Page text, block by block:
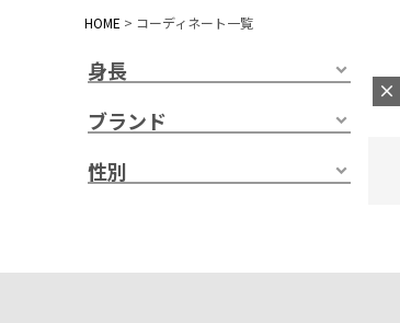
HOME コーディネート一覧
身長
ブランド
性別